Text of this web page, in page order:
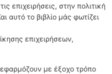
επιχειρήσεις, στην πολιτική
αυτό το βιβλίο μάς φωτίζει
επιχειρήσεων,
εφαρμόζουν με έξοχο τρόπο